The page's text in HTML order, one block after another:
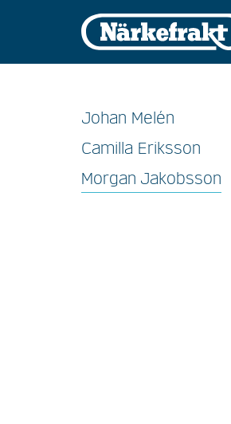
huvudinnehåll
Stories
Johan Melén
Camilla Eriksson
Morgan Jakobsson